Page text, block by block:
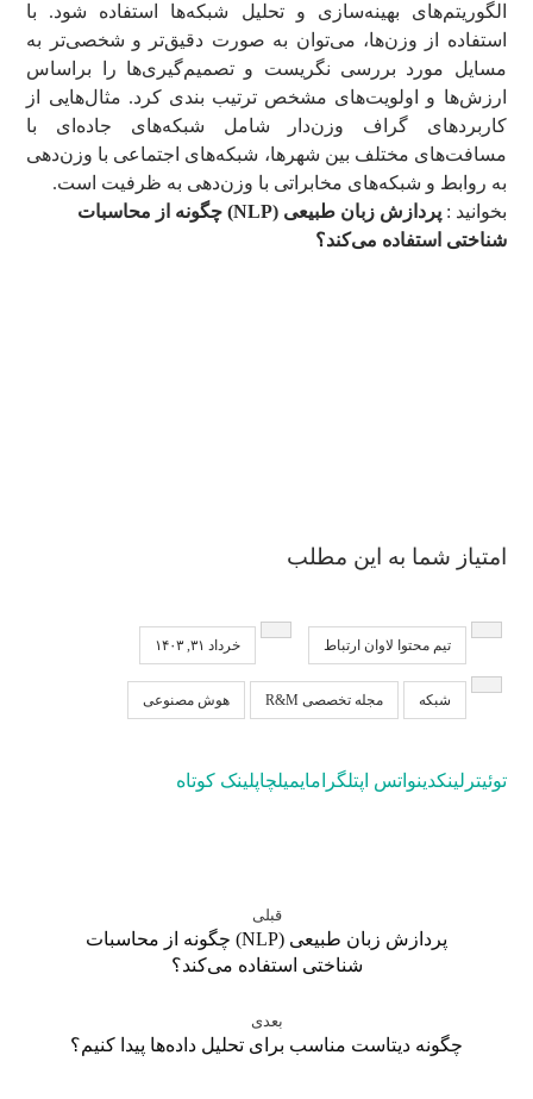
الگوریتم‌های بهینه‌سازی و تحلیل شبکه‌ها استفاده شود. با
استفاده از وزن‌ها، می‌توان به صورت دقیق‌تر و شخصی‌تر به
مسایل مورد بررسی نگریست و تصمیم‌گیری‌ها را براساس
ارزش‌ها و اولویت‌های مشخص ترتیب بندی کرد. مثال‌هایی از
کاربردهای گراف وزن‌دار شامل شبکه‌های جاده‌ای با
مسافت‌های مختلف بین شهرها، شبکه‌های اجتماعی با وزن‌دهی
به روابط و شبکه‌های مخابراتی با وزن‌دهی به ظرفیت است.
بخوانید :
پردازش زبان طبیعی (NLP) چگونه از محاسبات
شناختی استفاده می‌کند؟
امتیاز شما به این مطلب
تیم محتوا لاوان ارتباط خرداد ۳۱, ۱۴۰۳
شبکه مجله تخصصی R&M هوش مصنوعی
توئیتر لینکدینواتس اپتلگرامایمیلچاپلینک کوتاه
قبلی
پردازش زبان طبیعی (NLP) چگونه از محاسبات
شناختی استفاده می‌کند؟
بعدی
چگونه دیتاست مناسب برای تحلیل داده‌ها پیدا کنیم؟